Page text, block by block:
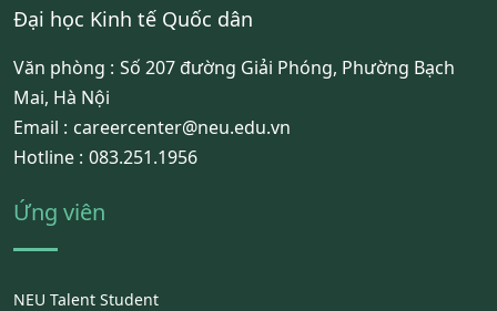
Đại học Kinh tế Quốc dân
Văn phòng : Số 207 đường Giải Phóng, Phường Bạch
Mai, Hà Nội
Email : careercenter@neu.edu.vn
Hotline : 083.251.1956
Ứng viên
NEU Talent Student